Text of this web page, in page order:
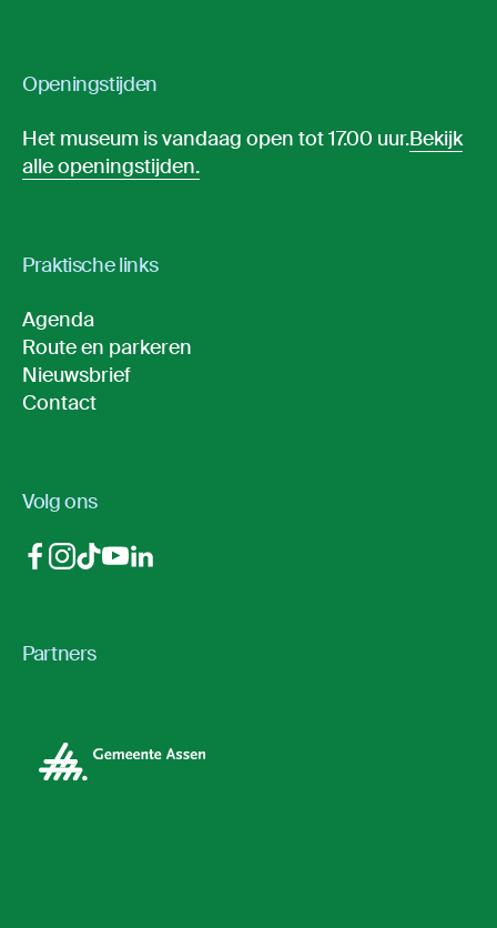
Openingstijden
Het museum is vandaag open tot 17.00 uur.Bekijk
alle openingstijden.
Praktische links
Agenda
Route en parkeren
Nieuwsbrief
Contact
Volg ons
Partners